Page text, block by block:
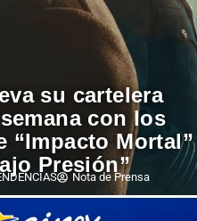
su cartelera
con los
“Impacto Mortal”
Presión”
Nota de Prensa